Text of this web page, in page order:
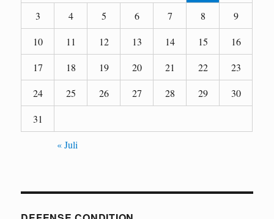
3
4 5 6 7 8
9
10
11 12 13 14 15
16
17
18 19 20 21 22
23
24
25 26 27 28 29
30
31
« Juli